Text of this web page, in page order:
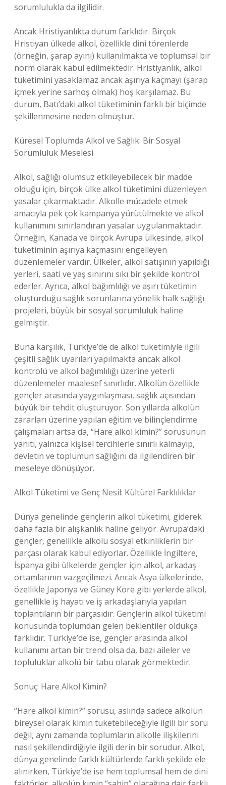
sorumlulukla da ilgilidir.
Ancak Hristiyanlıkta durum farklıdır. Birçok
Hristiyan ülkede alkol, özellikle dini törenlerde
(örneğin, şarap ayini) kullanılmakta ve toplumsal bir
norm olarak kabul edilmektedir. Hristiyanlık, alkol
tüketimini yasaklamaz ancak aşırıya kaçmayı (şarap
içmek yerine sarhoş olmak) hoş karşılamaz. Bu
durum, Batı’daki alkol tüketiminin farklı bir biçimde
şekillenmesine neden olmuştur.
Küresel Toplumda Alkol ve Sağlık: Bir Sosyal
Sorumluluk Meselesi
Alkol, sağlığı olumsuz etkileyebilecek bir madde
olduğu için, birçok ülke alkol tüketimini düzenleyen
yasalar çıkarmaktadır. Alkolle mücadele etmek
amacıyla pek çok kampanya yürütülmekte ve alkol
kullanımını sınırlandıran yasalar uygulanmaktadır.
Örneğin, Kanada ve birçok Avrupa ülkesinde, alkol
tüketiminin aşırıya kaçmasını engelleyen
düzenlemeler vardır. Ülkeler, alkol satışının yapıldığı
yerleri, saati ve yaş sınırını sıkı bir şekilde kontrol
ederler. Ayrıca, alkol bağımlılığı ve aşırı tüketimin
oluşturduğu sağlık sorunlarına yönelik halk sağlığı
projeleri, büyük bir sosyal sorumluluk haline
gelmiştir.
Buna karşılık, Türkiye’de de alkol tüketimiyle ilgili
çeşitli sağlık uyarıları yapılmakta ancak alkol
kontrolü ve alkol bağımlılığı üzerine yeterli
düzenlemeler maalesef sınırlıdır. Alkolün özellikle
gençler arasında yaygınlaşması, sağlık açısından
büyük bir tehdit oluşturuyor. Son yıllarda alkolün
zararları üzerine yapılan eğitim ve bilinçlendirme
çalışmaları artsa da, “Hare alkol kimin?” sorusunun
yanıtı, yalnızca kişisel tercihlerle sınırlı kalmayıp,
devletin ve toplumun sağlığını da ilgilendiren bir
meseleye dönüşüyor.
Alkol Tüketimi ve Genç Nesil: Kültürel Farklılıklar
Dünya genelinde gençlerin alkol tüketimi, giderek
daha fazla bir alışkanlık haline geliyor. Avrupa’daki
gençler, genellikle alkolü sosyal etkinliklerin bir
parçası olarak kabul ediyorlar. Özellikle İngiltere,
İspanya gibi ülkelerde gençler için alkol, arkadaş
ortamlarının vazgeçilmezi. Ancak Asya ülkelerinde,
özellikle Japonya ve Güney Kore gibi yerlerde alkol,
genellikle iş hayatı ve iş arkadaşlarıyla yapılan
toplantıların bir parçasıdır. Gençlerin alkol tüketimi
konusunda toplumdan gelen beklentiler oldukça
farklıdır. Türkiye’de ise, gençler arasında alkol
kullanımı artan bir trend olsa da, bazı aileler ve
topluluklar alkolü bir tabu olarak görmektedir.
Sonuç: Hare Alkol Kimin?
“Hare alkol kimin?” sorusu, aslında sadece alkolün
bireysel olarak kimin tüketebileceğiyle ilgili bir soru
değil, aynı zamanda toplumların alkolle ilişkilerini
nasıl şekillendirdiğiyle ilgili derin bir sorudur. Alkol,
dünya genelinde farklı kültürlerde farklı şekilde ele
alınırken, Türkiye’de ise hem toplumsal hem de dini